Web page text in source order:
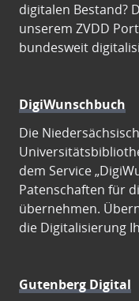
digitalen Bestand?
unserem ZVDD
bundesweit
DigiWunschbuch
Die
dem Service
Patenschaften für
übernehmen.
die Digitalisierung
Gutenberg Digital